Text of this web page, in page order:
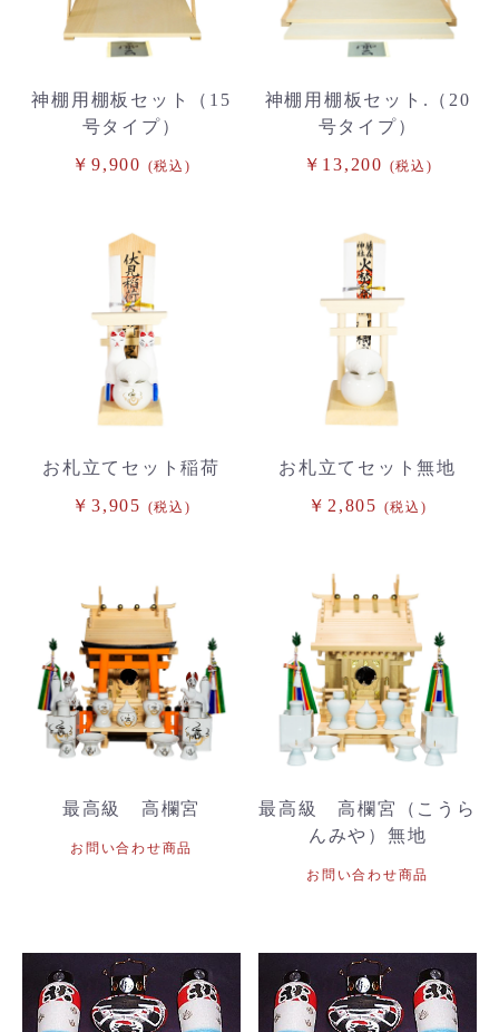
神棚用棚板セット（15
号タイプ）
￥9,900 (税込)
神棚用棚板セット.（20
号タイプ）
￥13,200 (税込)
お札立てセット稲荷
￥3,905 (税込)
お札立てセット無地
￥2,805 (税込)
最高級 高欄宮
お問い合わせ商品
最高級 高欄宮（こうら
んみや）無地
お問い合わせ商品